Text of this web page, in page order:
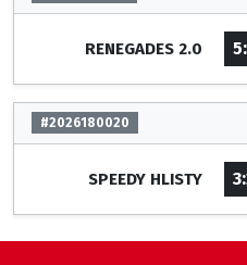
RENEGADES 2.0
#2026180020
SPEEDY HLISTY